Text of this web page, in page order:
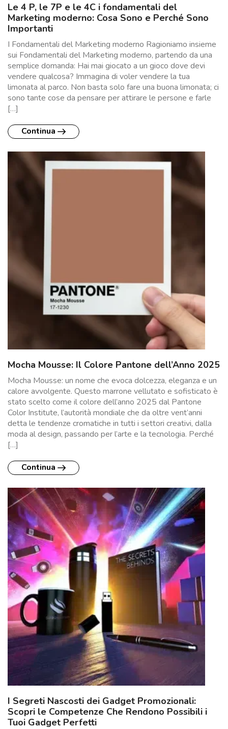
Le 4 P, le 7P e le 4C i fondamentali del
Marketing moderno: Cosa Sono e Perché Sono
Importanti
I Fondamentali del Marketing moderno Ragioniamo insieme
sui Fondamentali del Marketing moderno, partendo da una
semplice domanda: Hai mai giocato a un gioco dove devi
vendere qualcosa? Immagina di voler vendere la tua
limonata al parco. Non basta solo fare una buona limonata; ci
sono tante cose da pensare per attirare le persone e farle
[…]
Continua
Mocha Mousse: Il Colore Pantone dell’Anno 2025
Mocha Mousse: un nome che evoca dolcezza, eleganza e un
calore avvolgente. Questo marrone vellutato e sofisticato è
stato scelto come il colore dell’anno 2025 dal Pantone
Color Institute, l’autorità mondiale che da oltre vent’anni
detta le tendenze cromatiche in tutti i settori creativi, dalla
moda al design, passando per l’arte e la tecnologia. Perché
[…]
Continua
I Segreti Nascosti dei Gadget Promozionali:
Scopri le Competenze Che Rendono Possibili i
Tuoi Gadget Perfetti